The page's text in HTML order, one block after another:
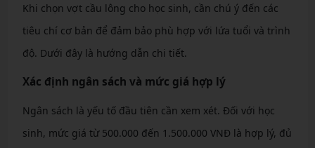
Khi chọn vợt cầu lông cho học sinh, cần chú ý đến các
tiêu chí cơ bản để đảm bảo phù hợp với lứa tuổi và trình
độ. Dưới đây là hướng dẫn chi tiết.
Xác định ngân sách và mức giá hợp lý
Ngân sách là yếu tố đầu tiên cần xem xét. Đối với học
sinh, mức giá từ 500.000 đến 1.500.000 VNĐ là hợp lý, đủ